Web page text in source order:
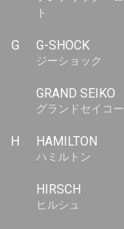
ト
G G-SHOCK
ジーショック
GRAND SEIKO
グランドセイコー
H HAMILTON
ハミルトン
HIRSCH
ヒルシュ